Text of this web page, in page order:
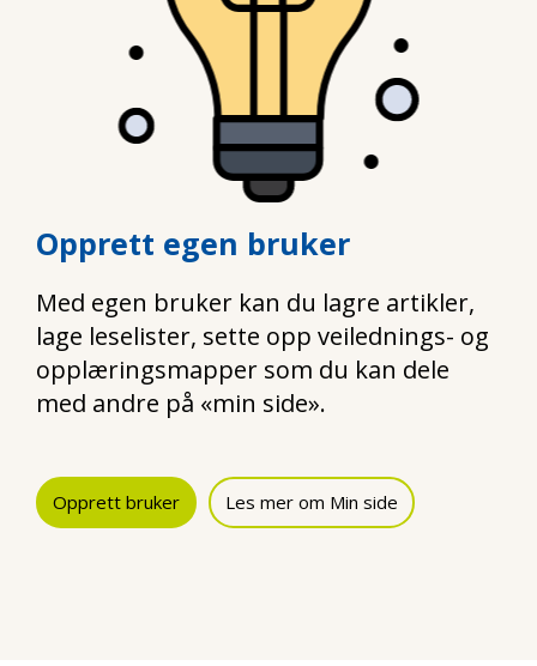
Opprett egen bruker
Med egen bruker kan du lagre artikler,
lage leselister, sette opp veilednings- og
opplæringsmapper som du kan dele
med andre på «min side».
Opprett bruker Les mer om Min side